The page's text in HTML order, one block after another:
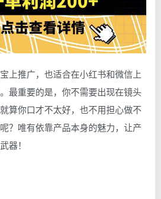
上推广，也适合在小红书和微信上
最重要的是，你不需要出现在镜头
算你口才不太好，也不用担心做不
？唯有依靠产品本身的魅力，让产
器！